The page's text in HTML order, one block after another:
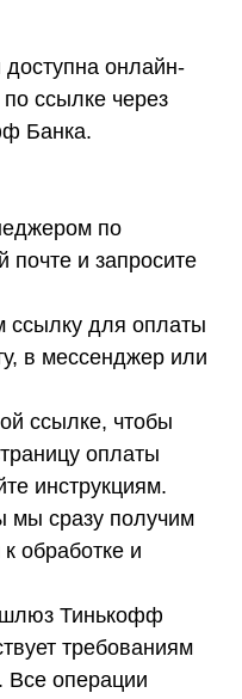
онлайн-
ссылке через
Банка.
по
почте и запросите
ссылку для оплаты
в мессенджер или
ссылке, чтобы
оплаты
инструкциям.
мы сразу получим
обработке и
Тинькофф
требованиям
Все операции